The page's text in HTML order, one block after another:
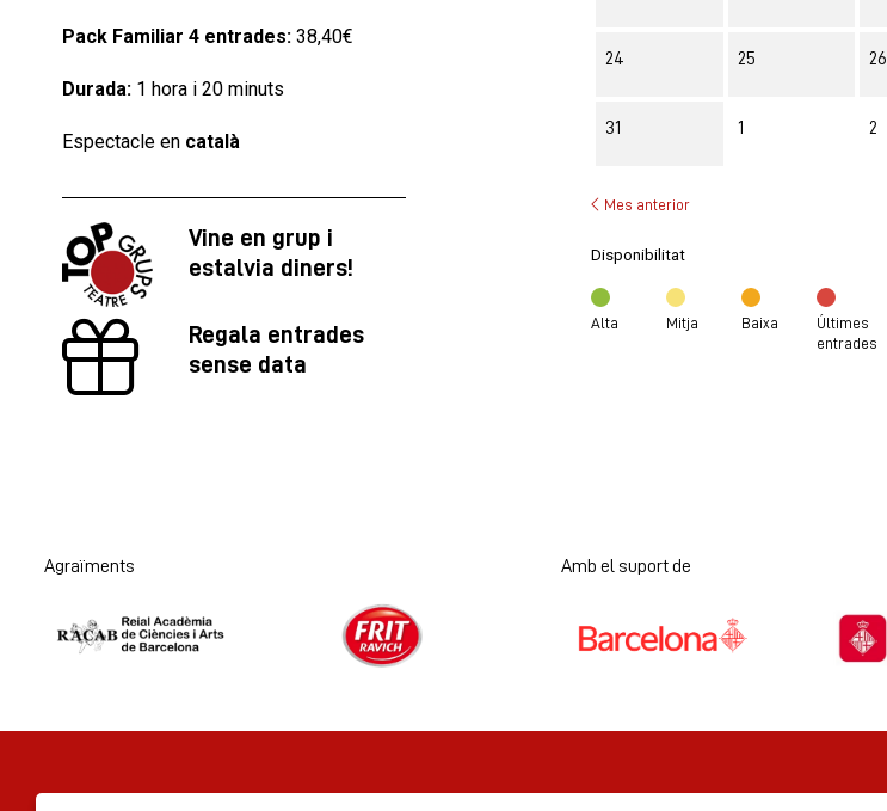
Pack Familiar 4 entrades: 38,40€
Durada: 1 hora i 20 minuts
Espectacle en català
Vine en grup i
estalvia diners!
Regala entrades
sense data
24 25 26
31 1 2
Mes anterior
Disponibilitat
Alta Mitja Baixa
Últimes
entrades
Agraïments Amb el suport de